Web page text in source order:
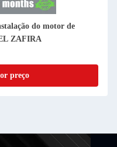
do motor de
ZAFIRA
preço